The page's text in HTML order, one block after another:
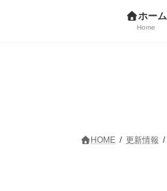
ホーム
Home
HOME 更新情報